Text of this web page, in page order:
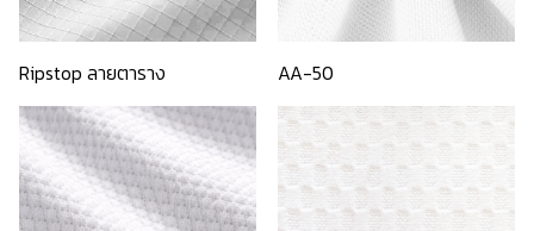
Ripstop ลายตาราง AA-50